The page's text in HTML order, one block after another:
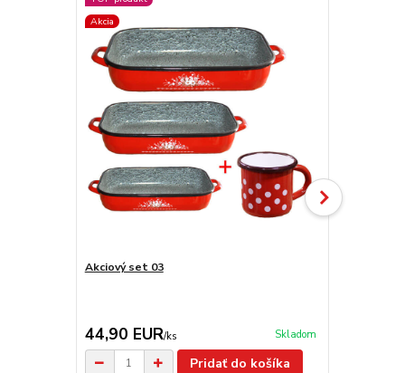
Akcia
Akciový set 03
44,90 EUR/ks Skladom
Pridať do košíka